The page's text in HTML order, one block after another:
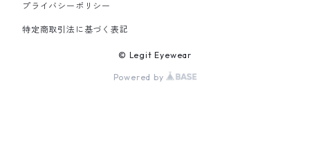
ラウンド
Sewat
Silver
Bracelet
Cap
プライバシーポリシー
特定商取引法に基づく表記
© Legit Eyewear
Powered by